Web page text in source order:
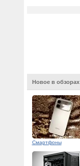
Новое в обзорах
Смартфоны